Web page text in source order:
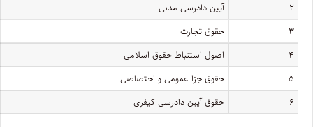
۲
آیین دادرسی مدنی
۳
حقوق تجارت
۴
اصول استنباط حقوق اسلامی
۵
حقوق جزا عمومی و اختصاصی
۶
حقوق آیین دادرسی کیفری